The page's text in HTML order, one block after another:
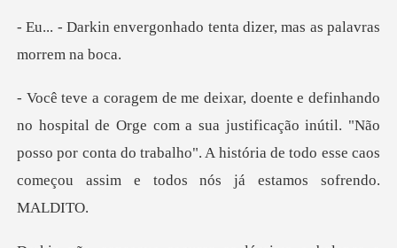
nhado tenta dizer, mas a
com a sua justificação inútil. "Não
posso por conta do trabalho". A histór